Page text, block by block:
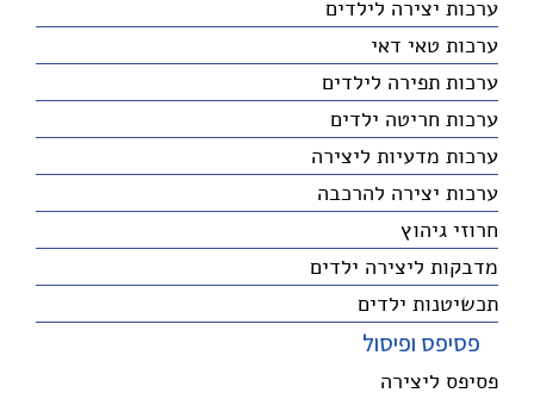
ערכות יצירה לילדים
ערכות טאי דאי
ערכות תפירה לילדים
ערכות חריטה ילדים
ערכות מדעיות ליצירה
ערכות יצירה להרכבה
חרוזי גיהוץ
מדבקות ליצירה ילדים
תכשיטנות ילדים
פסיפס ופיסול
פסיפס ליצירה